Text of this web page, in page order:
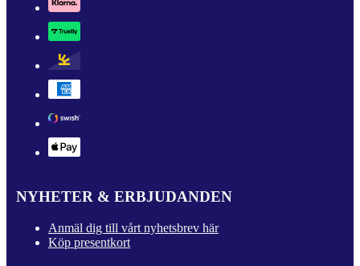
NYHETER & ERBJUDANDEN
Anmäl dig till vårt nyhetsbrev här
Köp presentkort